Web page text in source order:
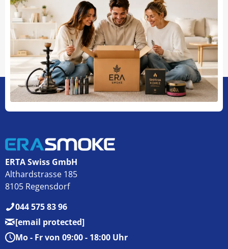
ERTA Swiss GmbH
Althardstrasse 185
8105 Regensdorf
044 575 83 96
[email protected]
Mo - Fr von 09:00 - 18:00 Uhr